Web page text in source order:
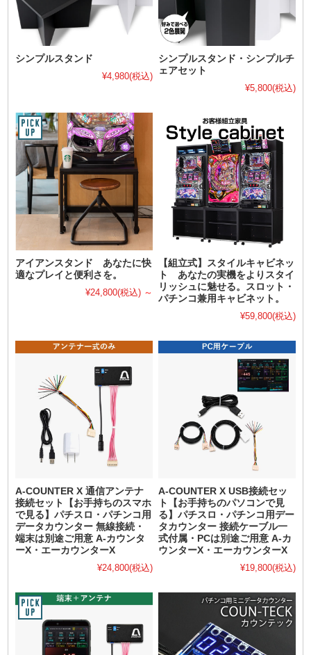
シンプルスタンド
¥4,980(税込)
シンプルスタンド・シンプルチ
ェアセット
¥5,800(税込)
アイアンスタンド あなたに快
適なプレイと便利さを。
¥24,800(税込) ～
【組立式】スタイルキャビネッ
ト あなたの実機をよりスタイ
リッシュに魅せる。スロット・
パチンコ兼用キャビネット。
¥59,800(税込)
A-COUNTER X 通信アンテナ
接続セット【お手持ちのスマホ
で見る】パチスロ・パチンコ用
データカウンター 無線接続・
端末は別途ご用意 A-カウンタ
ーX・エーカウンターX
¥24,800(税込)
A-COUNTER X USB接続セッ
ト【お手持ちのパソコンで見
る】パチスロ・パチンコ用デー
タカウンター 接続ケーブル一
式付属・PCは別途ご用意 A-カ
ウンターX・エーカウンターX
¥19,800(税込)